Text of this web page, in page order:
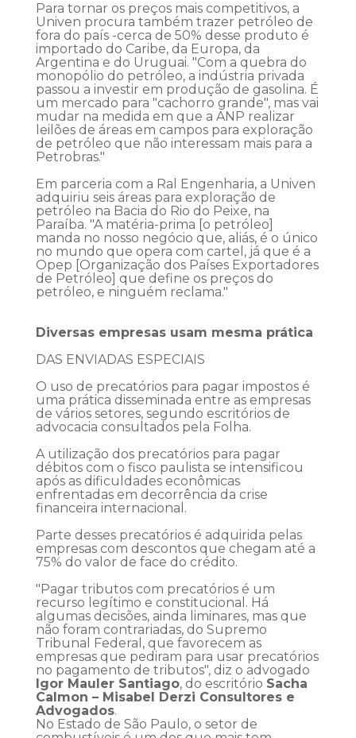
Para tornar os preços mais competitivos, a
Univen procura também trazer petróleo de
fora do país -cerca de 50% desse produto é
importado do Caribe, da Europa, da
Argentina e do Uruguai. "Com a quebra do
monopólio do petróleo, a indústria privada
passou a investir em produção de gasolina. É
um mercado para "cachorro grande", mas vai
mudar na medida em que a ANP realizar
leilões de áreas em campos para exploração
de petróleo que não interessam mais para a
Petrobras."
Em parceria com a Ral Engenharia, a Univen
adquiriu seis áreas para exploração de
petróleo na Bacia do Rio do Peixe, na
Paraíba. "A matéria-prima [o petróleo]
manda no nosso negócio que, aliás, é o único
no mundo que opera com cartel, já que é a
Opep [Organização dos Países Exportadores
de Petróleo] que define os preços do
petróleo, e ninguém reclama."
Diversas empresas usam mesma prática
DAS ENVIADAS ESPECIAIS
O uso de precatórios para pagar impostos é
uma prática disseminada entre as empresas
de vários setores, segundo escritórios de
advocacia consultados pela Folha.
A utilização dos precatórios para pagar
débitos com o fisco paulista se intensificou
após as dificuldades econômicas
enfrentadas em decorrência da crise
financeira internacional.
Parte desses precatórios é adquirida pelas
empresas com descontos que chegam até a
75% do valor de face do crédito.
"Pagar tributos com precatórios é um
recurso legítimo e constitucional. Há
algumas decisões, ainda liminares, mas que
não foram contrariadas, do Supremo
Tribunal Federal, que favorecem as
empresas que pediram para usar precatórios
no pagamento de tributos", diz o advogado
Igor Mauler Santiago, do escritório Sacha
Calmon – Misabel Derzi Consultores e
Advogados.
No Estado de São Paulo, o setor de